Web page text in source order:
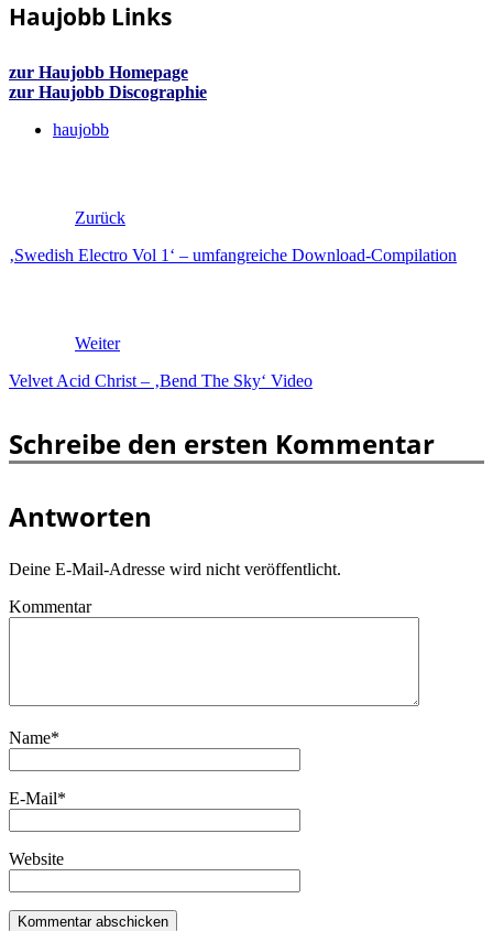
Haujobb Links
zur Haujobb Homepage
zur Haujobb Discographie
haujobb
Zurück
‚Swedish Electro Vol 1‘ – umfangreiche Download-Compilation
Weiter
Velvet Acid Christ – ‚Bend The Sky‘ Video
Schreibe den ersten Kommentar
Antworten
Deine E-Mail-Adresse wird nicht veröffentlicht.
Kommentar
Name*
E-Mail*
Website